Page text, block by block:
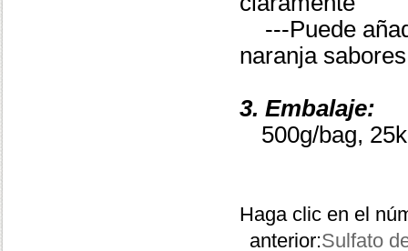
---Puede
naranja
3. Embalaje:
500g/bag,
Haga clic en el
anterior:Sulfato